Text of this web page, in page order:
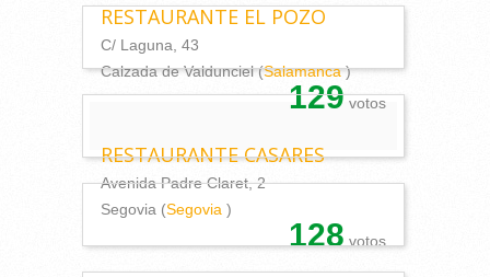
RESTAURANTE EL POZO
C/ Laguna, 43
Calzada de Valdunciel (Salamanca )
129 votos
RESTAURANTE CASARES
Avenida Padre Claret, 2
Segovia (Segovia )
128 votos